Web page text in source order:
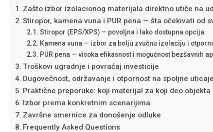
Zašto izbor izolacionog materijala direktno utiče na
Stiropor, kamena vuna i PUR pena — šta očekivati od
Stiropor (EPS/XPS) — povoljna i lako dostupna opcija
Kamena vuna — izbor za bolju zvučnu izolaciju i
PUR pena — visoka efikasnost i mogućnost bezšavnih
Troškovi ugradnje i povraćaj investicije
Dugovečnost, održavanje i otpornost na spoljne uticaje
Praktične preporuke: koji materijal za koji deo objekta
Izbor prema konkretnim scenarijima
Završne smernice za donošenje odluke
Frequently Asked Questions